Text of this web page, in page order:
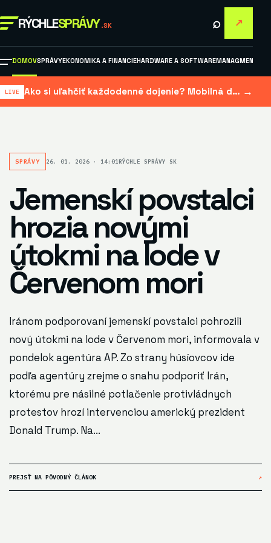
RÝCHLESPRÁVY .SK ⌕ ↗
DOMOVSPRÁVYEKONOMIKA A FINANCIEHARDWARE A SOFTWAREMANAGMENT A
Ako si uľahčiť každodenné dojenie? Mobilná dojačka šetrí čas aj námahu →
SPRÁVY 26. 01. 2026 · 14:01RÝCHLE SPRÁVY SK
Jemenskí povstalci
hrozia novými
útokmi na lode v
Červenom mori
Iránom podporovaní jemenskí povstalci pohrozili
nový útokmi na lode v Červenom mori, informovala v
pondelok agentúra AP. Zo strany húsíovcov ide
podľa agentúry zrejme o snahu podporiť Irán,
ktorému pre násilné potlačenie protivládnych
protestov hrozí intervenciou americký prezident
Donald Trump. Na...
PREJSŤ NA PÔVODNÝ ČLÁNOK ↗